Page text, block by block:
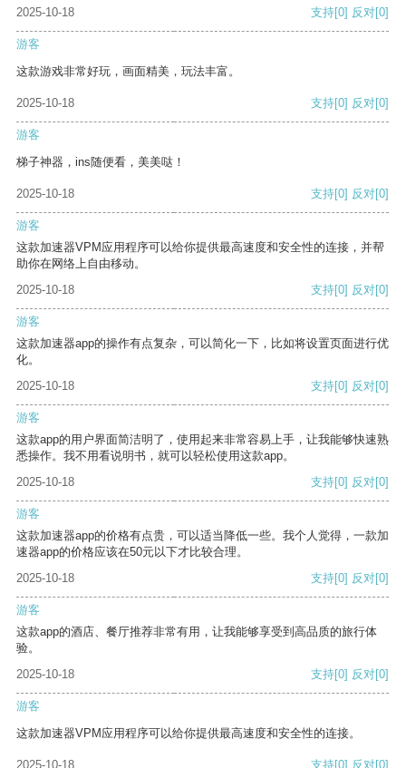
2025-10-18
支持[0] 反对[0]
游客
这款游戏非常好玩，画面精美，玩法丰富。
2025-10-18 支持[0] 反对[0]
游客
梯子神器，ins随便看，美美哒！
2025-10-18 支持[0] 反对[0]
游客
这款加速器VPM应用程序可以给你提供最高速度和安全性的连接，并帮
助你在网络上自由移动。
2025-10-18
支持[0] 反对[0]
游客
这款加速器app的操作有点复杂，可以简化一下，比如将设置页面进行优
化。
2025-10-18
支持[0] 反对[0]
游客
这款app的用户界面简洁明了，使用起来非常容易上手，让我能够快速熟
悉操作。我不用看说明书，就可以轻松使用这款app。
2025-10-18
支持[0] 反对[0]
游客
这款加速器app的价格有点贵，可以适当降低一些。我个人觉得，一款加
速器app的价格应该在50元以下才比较合理。
2025-10-18
支持[0] 反对[0]
游客
这款app的酒店、餐厅推荐非常有用，让我能够享受到高品质的旅行体
验。
2025-10-18
支持[0] 反对[0]
游客
这款加速器VPM应用程序可以给你提供最高速度和安全性的连接。
2025-10-18 支持[0] 反对[0]